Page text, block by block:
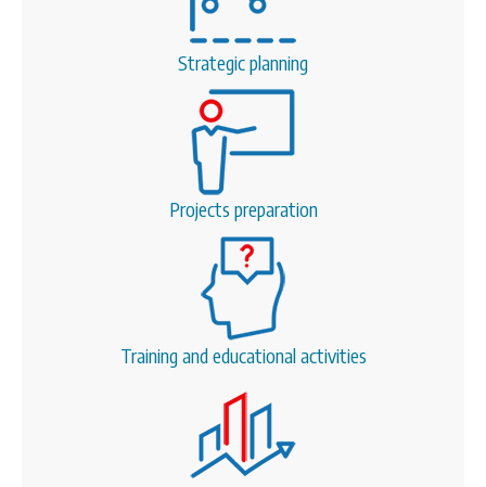
Strategic planning
Projects preparation
Training and educational activities